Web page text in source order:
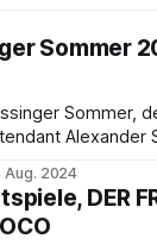
dichtet,
Freundin Antea
Sommer
dessen Programm
Alexander
das die brillante
umspannte
Aug. 2024
DER